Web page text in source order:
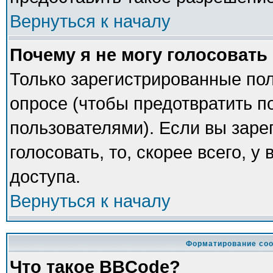
Вернуться к началу
Почему я не могу
Только зарегистрированные
опросе (чтобы предотвратить
пользователями). Если вы
голосовать, то, скорее всего,
доступа.
Вернуться к началу
Форматирование
Что такое BBCode?